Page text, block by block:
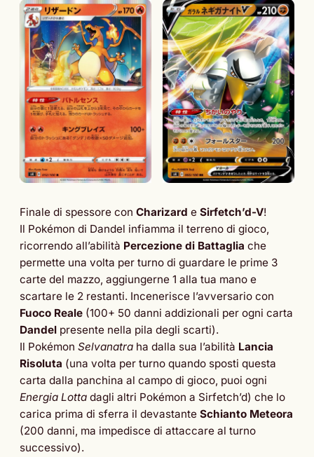
Finale di spessore con Charizard e Sirfetch’d-V!
Il Pokémon di Dandel infiamma il terreno di gioco,
ricorrendo all’abilità Percezione di Battaglia che
permette una volta per turno di guardare le prime 3
carte del mazzo, aggiungerne 1 alla tua mano e
scartare le 2 restanti. Incenerisce l’avversario con
Fuoco Reale (100+ 50 danni addizionali per ogni carta
Dandel presente nella pila degli scarti).
Il Pokémon Selvanatra ha dalla sua l’abilità Lancia
Risoluta (una volta per turno quando sposti questa
carta dalla panchina al campo di gioco, puoi ogni
Energia Lotta dagli altri Pokémon a Sirfetch’d) che lo
carica prima di sferra il devastante Schianto Meteora
(200 danni, ma impedisce di attaccare al turno
successivo).